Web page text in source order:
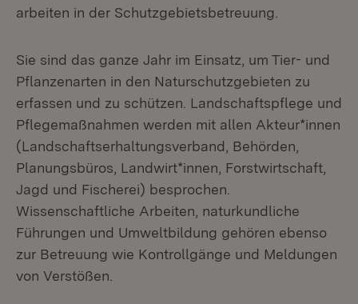
arbeiten in der Schutzgebietsbetreuung.
Sie sind das ganze Jahr im Einsatz, um Tier- und
Pflanzenarten in den Naturschutzgebieten zu
erfassen und zu schützen. Landschaftspflege und
Pflegemaßnahmen werden mit allen Akteur*innen
(Landschaftserhaltungsverband, Behörden,
Planungsbüros, Landwirt*innen, Forstwirtschaft,
Jagd und Fischerei) besprochen.
Wissenschaftliche Arbeiten, naturkundliche
Führungen und Umweltbildung gehören ebenso
zur Betreuung wie Kontrollgänge und Meldungen
von Verstößen.